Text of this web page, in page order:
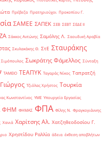
Πρέβεζα Πρατηριούχοι Προκοπίου Γ.
ΣΑΜΕΕ ΣΑΠΕΚ ΣΕΒ ΣΕΒΤ ΣΕΔΕ ΙΙ
Σάκκος Αντώνης Σαμόλης Λ. Σαουδική Αραβία
Σκυλακάκης Θ. ΣτΕ Σταυράκης
Σιμόπουλος Σωκράτης Φάμελλος Σύνταξη
ΤΑΜΕΙΟ ΤΕΑΠΥΚ Ταγαράς Νίκος Ταπρατζή
Τζιόλας Χρήστος Τουρκία
Κωνσταντίνος ΥΜΕ Υπουργείο Εργασίας
ΦΗΜ ΦΗΜΑΣ ΦΠΑ Φίλης Ν. Φραγκογιάννης
Χανιά Χαρίτσης Αλ. Χατζηθεοδοσίου Γ.
Χρηστίδου Ραλλία άδεια έκθεση αποβλήτων